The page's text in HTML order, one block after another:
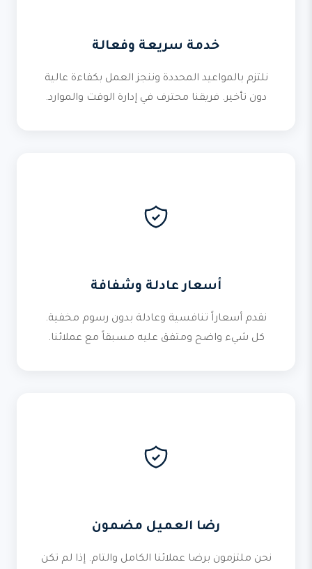
خدمة سريعة وفعالة
نلتزم بالمواعيد المحددة وننجز العمل بكفاءة عالية
دون تأخير. فريقنا محترف في إدارة الوقت والموارد.
أسعار عادلة وشفافة
نقدم أسعاراً تنافسية وعادلة بدون رسوم مخفية.
كل شيء واضح ومتفق عليه مسبقاً مع عملائنا.
رضا العميل مضمون
نحن ملتزمون برضا عملائنا الكامل والتام. إذا لم تكن